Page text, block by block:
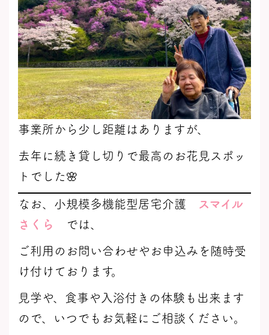
事業所から少し距離はありますが、
去年に続き貸し切りで最高のお花見スポッ
トでした🌸
なお、小規模多機能型居宅介護
スマイル
さくら
では、
ご利用のお問い合わせやお申込みを随時受
け付けております。
見学や、食事や入浴付きの体験も出来ます
ので、いつでもお気軽にご相談ください。